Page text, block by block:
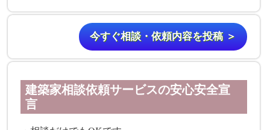
今すぐ相談・依頼内容を投稿 ＞
建築家相談依頼サービスの安心安全宣
言